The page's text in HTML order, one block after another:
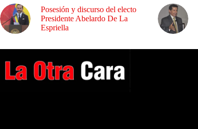
Posesión y discurso del electo
Presidente Abelardo De La
Espriella